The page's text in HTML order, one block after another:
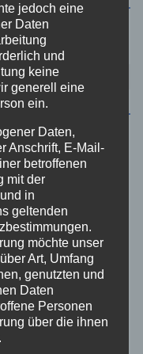
jedoch eine
Daten
und
keine
generell eine
ein.
Daten,
Anschrift, E-Mail-
betroffenen
mit der
in
geltenden
möchte unser
Art, Umfang
genutzten und
Daten
Personen
über die ihnen